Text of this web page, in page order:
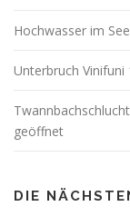
Hochwasser im
Unterbruch Vinifuni
geöffnet
DIE